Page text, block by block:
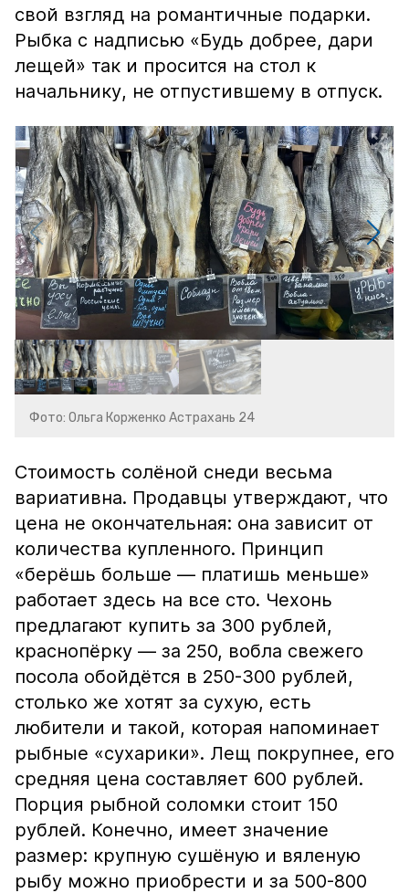
свой взгляд на романтичные подарки.
Рыбка с надписью «Будь добрее, дари
лещей» так и просится на стол к
начальнику, не отпустившему в отпуск.
Фото: Ольга Корженко Астрахань 24
Стоимость солёной снеди весьма
вариативна. Продавцы утверждают, что
цена не окончательная: она зависит от
количества купленного. Принцип
«берёшь больше — платишь меньше»
работает здесь на все сто. Чехонь
предлагают купить за 300 рублей,
краснопёрку — за 250, вобла свежего
посола обойдётся в 250-300 рублей,
столько же хотят за сухую, есть
любители и такой, которая напоминает
рыбные «сухарики». Лещ покрупнее, его
средняя цена составляет 600 рублей.
Порция рыбной соломки стоит 150
рублей. Конечно, имеет значение
размер: крупную сушёную и вяленую
рыбу можно приобрести и за 500-800